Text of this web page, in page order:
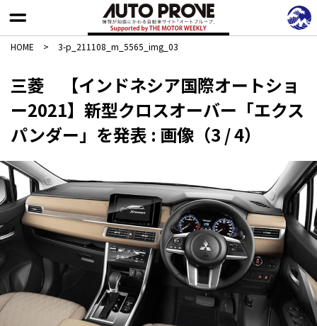
HOME > 3-p_211108_m_5565_img_03
三菱 【インドネシア国際オートショ
ー2021】新型クロスオーバー「エクス
パンダー」を発表 : 画像（3 / 4）